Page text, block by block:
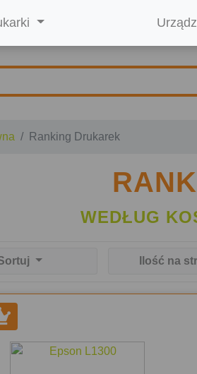
Ranking Drukarek
WEDŁUG
Ilość na